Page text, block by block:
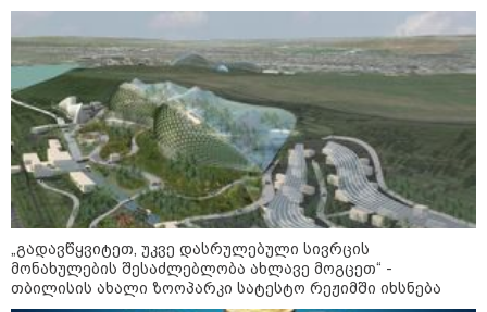
მკითხველის რჩევით
„გადავწყვიტეთ, უკვე დასრულებული სივრცის
მონახულების შესაძლებლობა ახლავე მოგცეთ“ -
თბილისის ახალი ზოოპარკი სატესტო რეჟიმში იხსნება